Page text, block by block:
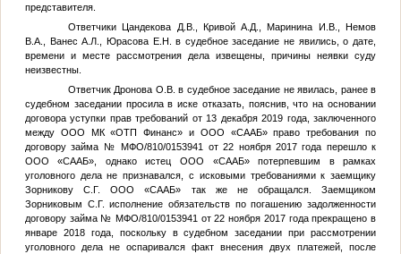
представителя.
Ответчики Цандекова Д.В., Кривой А.Д., Маринина И.В., Немов
В.А., Ванес А.Л., Юрасова Е.Н. в судебное заседание не явились, о дате,
времени и месте рассмотрения дела извещены, причины неявки суду
неизвестны.
Ответчик Дронова О.В. в судебное заседание не явилась, ранее в
судебном заседании просила в иске отказать, пояснив, что на основании
договора уступки прав требований от 13 декабря 2019 года, заключенного
между ООО МК «ОТП Финанс» и ООО «СААБ» право требования по
договору займа № МФО/810/0153941 от 22 ноября 2017 года перешло к
ООО «СААБ», однако истец ООО «СААБ» потерпевшим в рамках
уголовного дела не признавался, с исковыми требованиями к заемщику
Зорникову С.Г. ООО «СААБ» так же не обращался. Заемщиком
Зорниковым С.Г. исполнение обязательств по погашению задолженности
договору займа № МФО/810/0153941 от 22 ноября 2017 года прекращено в
январе 2018 года, поскольку в судебном заседании при рассмотрении
уголовного дела не оспаривался факт внесения двух платежей, после